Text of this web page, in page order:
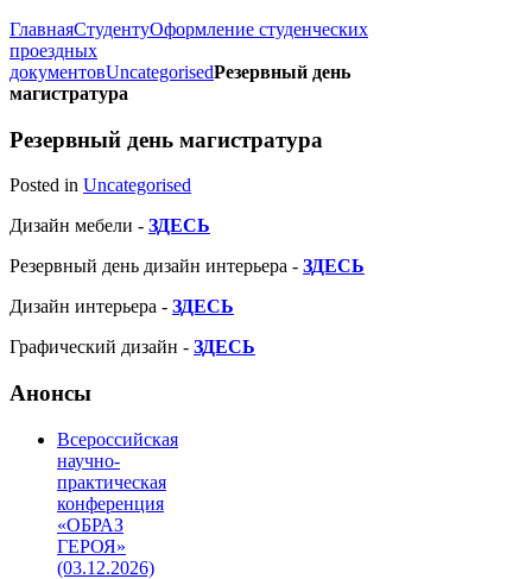
ГлавнаяСтудентуОформление студенческих
проездных
документовUncategorisedРезервный день
магистратура
Резервный день магистратура
Posted in Uncategorised
Дизайн мебели - ЗДЕСЬ
Резервный день дизайн интерьера - ЗДЕСЬ
Дизайн интерьера - ЗДЕСЬ
Графический дизайн - ЗДЕСЬ
Анонсы
Всероссийская
научно-
практическая
конференция
«ОБРАЗ
ГЕРОЯ»
(03.12.2026)